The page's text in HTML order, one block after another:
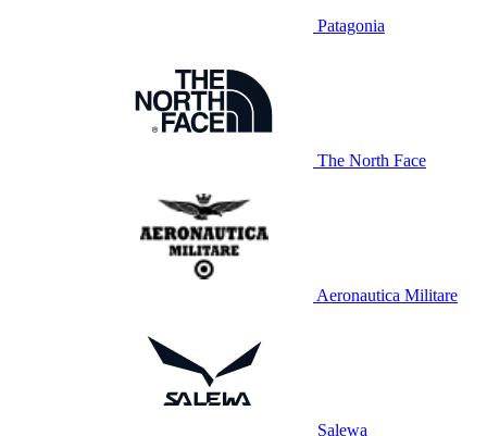
Patagonia
The North Face
Aeronautica Militare
Salewa